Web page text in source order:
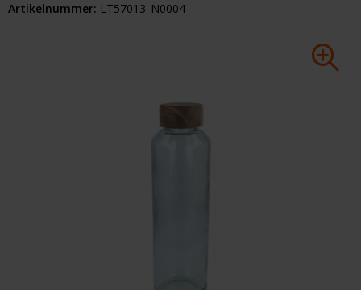
Beurs & Event
Alle geefmomenten
Artikelnummer: LT57013_N0004